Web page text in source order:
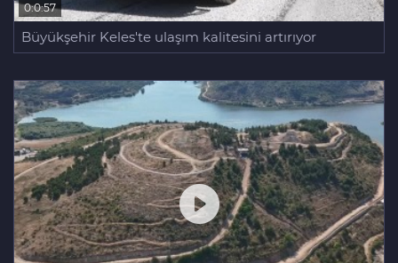
0:0:57
Büyükşehir Keles'te ulaşım kalitesini artırıyor